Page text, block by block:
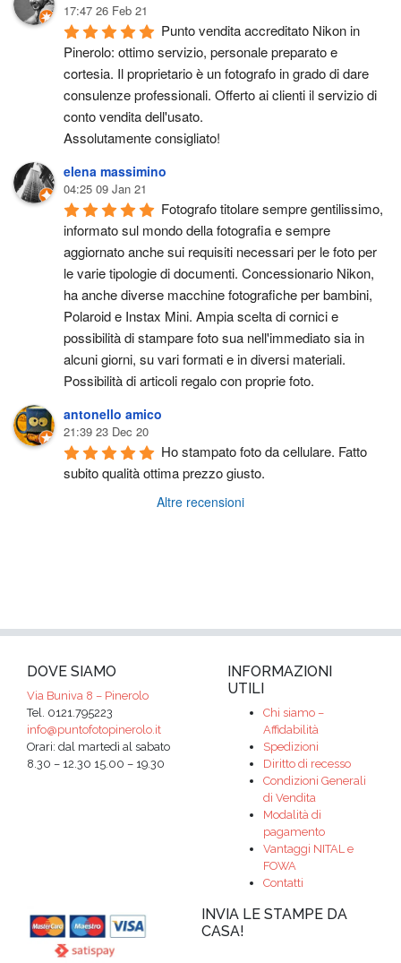
17:47 26 Feb 21
Punto vendita accreditato Nikon in
Pinerolo: ottimo servizio, personale preparato e
cortesia. Il proprietario è un fotografo in grado di dare
consulenze professionali. Offerto ai clienti il servizio di
conto vendita dell'usato.
Assolutamente consigliato!
elena massimino
04:25 09 Jan 21
Fotografo titolare sempre gentilissimo,
informato sul mondo della fotografia e sempre
aggiornato anche sui requisiti necessari per le foto per
le varie tipologie di documenti. Concessionario Nikon,
ha anche diverse macchine fotografiche per bambini,
Polaroid e Instax Mini. Ampia scelta di cornici e
possibilità di stampare foto sua nell'immediato sia in
alcuni giorni, su vari formati e in diversi materiali.
Possibilità di articoli regalo con proprie foto.
antonello amico
21:39 23 Dec 20
Ho stampato foto da cellulare. Fatto
subito qualità ottima prezzo giusto.
Altre recensioni
DOVE SIAMO
Via Buniva 8 – Pinerolo
Tel. 0121.795223
info@puntofotopinerolo.it
Orari: dal martedì al sabato
8.30 – 12.30 15.00 – 19.30
INFORMAZIONI
UTILI
Chi siamo –
Affidabilità
Spedizioni
Diritto di recesso
Condizioni Generali
di Vendita
Modalità di
pagamento
Vantaggi NITAL e
FOWA
Contatti
INVIA LE STAMPE DA
CASA!